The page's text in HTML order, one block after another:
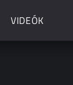
VIDEÓK